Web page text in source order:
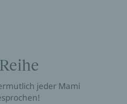
jeder Mami